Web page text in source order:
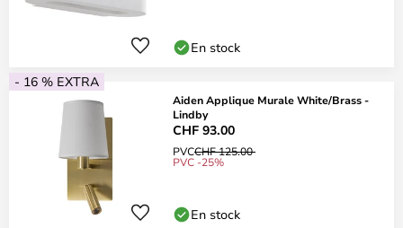
En stock
- 16 % EXTRA
Aiden Applique Murale White/Brass -
Lindby
CHF 93.00
PVCCHF 125.00
PVC -25%
En stock